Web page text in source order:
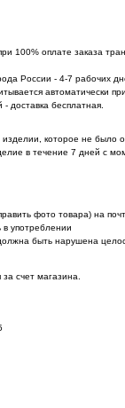
100% оплате заказа
России - 4-7 рабочих
автоматически
доставка бесплатная.
которое не было
в течение 7 дней с
фото товара) на
употреблении
быть нарушена
счет магазина.